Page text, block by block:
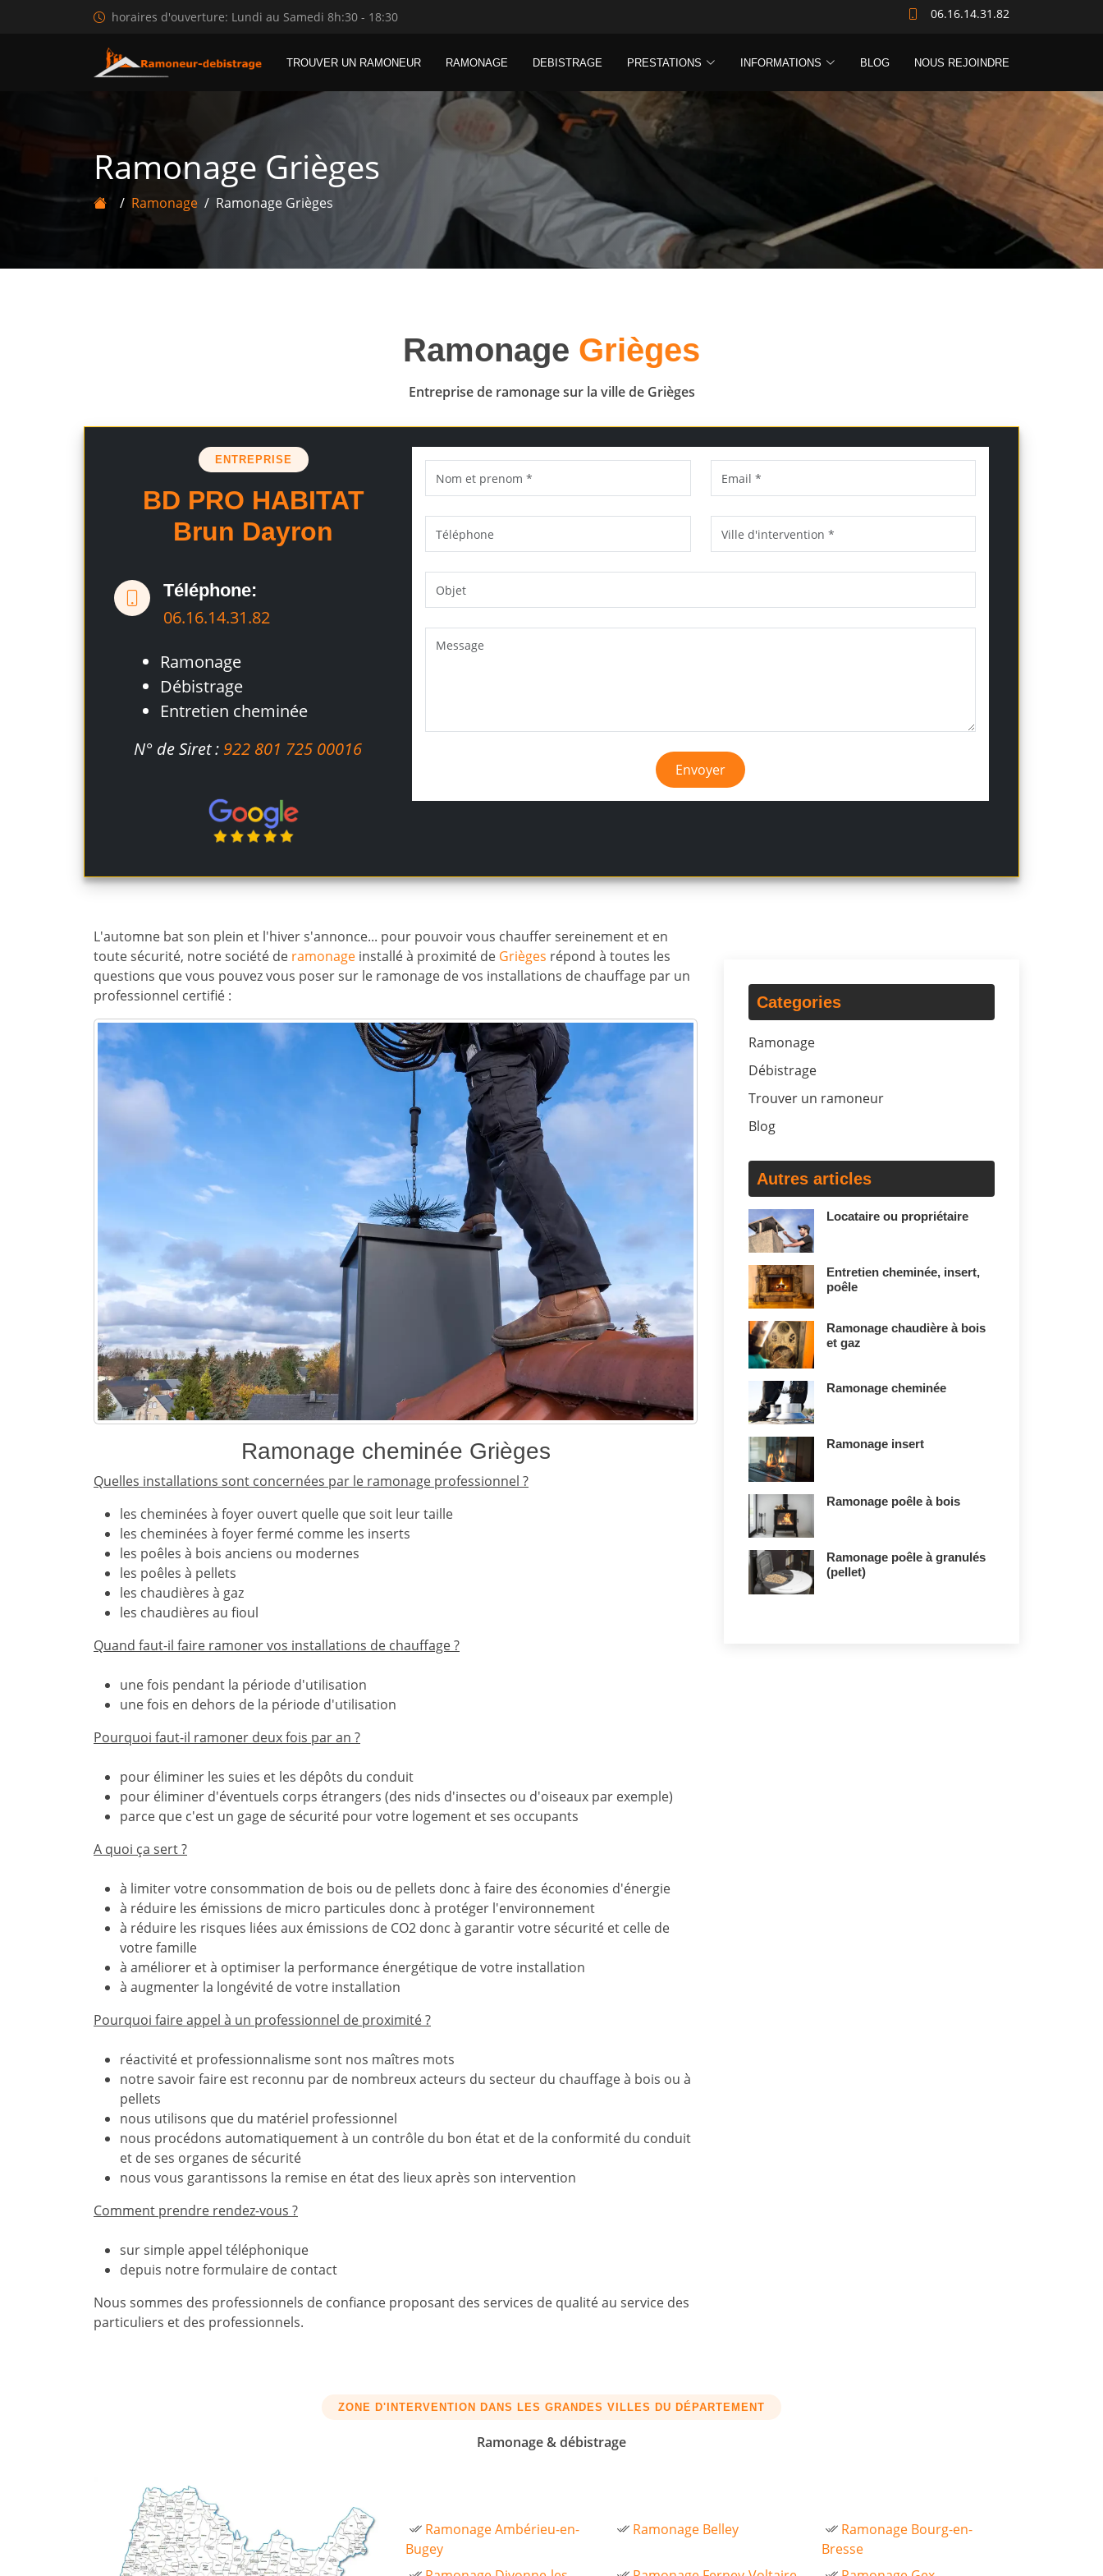
horaires d'ouverture: Lundi au Samedi 8h:30 - 18:30 06.16.14.31.82
TROUVER UN RAMONEUR RAMONAGE DEBISTRAGE PRESTATIONS INFORMATIONS BLOG NOUS REJOINDRE
Ramonage Grièges
Ramonage Ramonage Grièges
Ramonage Grièges
Entreprise de ramonage sur la ville de Grièges
ENTREPRISE
BD PRO HABITAT
Brun Dayron
Téléphone:
06.16.14.31.82
Ramonage
Débistrage
Entretien cheminée
N° de Siret : 922 801 725 00016
Envoyer
L'automne bat son plein et l'hiver s'annonce... pour pouvoir vous chauffer sereinement et en
toute sécurité, notre société de ramonage installé à proximité de Grièges répond à toutes les
questions que vous pouvez vous poser sur le ramonage de vos installations de chauffage par un
professionnel certifié :
Ramonage cheminée Grièges
Quelles installations sont concernées par le ramonage professionnel ?
les cheminées à foyer ouvert quelle que soit leur taille
les cheminées à foyer fermé comme les inserts
les poêles à bois anciens ou modernes
les poêles à pellets
les chaudières à gaz
les chaudières au fioul
Quand faut-il faire ramoner vos installations de chauffage ?
une fois pendant la période d'utilisation
une fois en dehors de la période d'utilisation
Pourquoi faut-il ramoner deux fois par an ?
pour éliminer les suies et les dépôts du conduit
pour éliminer d'éventuels corps étrangers (des nids d'insectes ou d'oiseaux par exemple)
parce que c'est un gage de sécurité pour votre logement et ses occupants
A quoi ça sert ?
à limiter votre consommation de bois ou de pellets donc à faire des économies d'énergie
à réduire les émissions de micro particules donc à protéger l'environnement
à réduire les risques liées aux émissions de CO2 donc à garantir votre sécurité et celle de
votre famille
à améliorer et à optimiser la performance énergétique de votre installation
à augmenter la longévité de votre installation
Pourquoi faire appel à un professionnel de proximité ?
réactivité et professionnalisme sont nos maîtres mots
notre savoir faire est reconnu par de nombreux acteurs du secteur du chauffage à bois ou à
pellets
nous utilisons que du matériel professionnel
nous procédons automatiquement à un contrôle du bon état et de la conformité du conduit
et de ses organes de sécurité
nous vous garantissons la remise en état des lieux après son intervention
Comment prendre rendez-vous ?
sur simple appel téléphonique
depuis notre formulaire de contact
Nous sommes des professionnels de confiance proposant des services de qualité au service des
particuliers et des professionnels.
Categories
Ramonage
Débistrage
Trouver un ramoneur
Blog
Autres articles
Locataire ou propriétaire
Entretien cheminée, insert,
poêle
Ramonage chaudière à bois
et gaz
Ramonage cheminée
Ramonage insert
Ramonage poêle à bois
Ramonage poêle à granulés
(pellet)
ZONE D'INTERVENTION DANS LES GRANDES VILLES DU DÉPARTEMENT
Ramonage & débistrage
Ramonage Ambérieu-en-
Bugey
Ramonage Belley
Ramonage Bourg-en-
Bresse